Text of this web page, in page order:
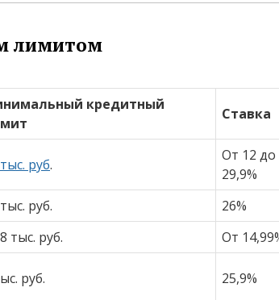
лимитом
кредитный
Ставка
руб.
От 12 до
29,9%
руб.
26%
тыс. руб. От
руб. 25,9%